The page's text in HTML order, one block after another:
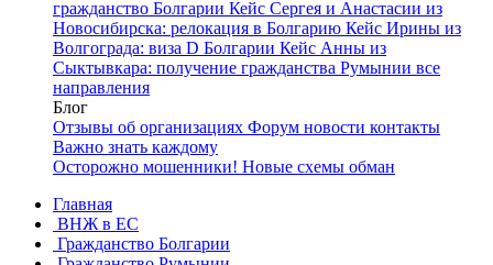
гражданство Болгарии Кейс Сергея и Анастасии из
Новосибирска: релокация в Болгарию Кейс Ирины из
Волгограда: виза D Болгарии Кейс Анны из
Сыктывкара: получение гражданства Румынии все
направления
Блог
Отзывы об организациях Форум новости контакты
Важно знать каждому
Осторожно мошенники! Новые схемы обман
Главная
ВНЖ в ЕС
Гражданство Болгарии